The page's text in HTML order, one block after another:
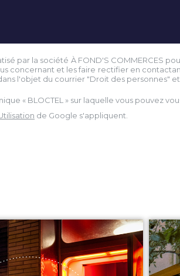
par la société À FOND'S COMMERCES
et les faire rectifier en
l'objet du courrier "Droit des personnes"
« BLOCTEL » sur laquelle vous pouvez
de Google s'appliquent.